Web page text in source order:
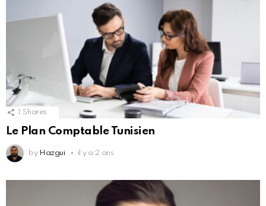
Shares
Le Plan Comptable Tunisien
by Hazgui il y a 2 ans